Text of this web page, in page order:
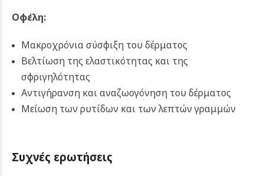
Οφέλη:
Μακροχρόνια σύσφιξη του δέρματος
Βελτίωση της ελαστικότητας και της
σφριγηλότητας
Αντιγήρανση και αναζωογόνηση του δέρματος
Μείωση των ρυτίδων και των λεπτών γραμμών
Συχνές ερωτήσεις